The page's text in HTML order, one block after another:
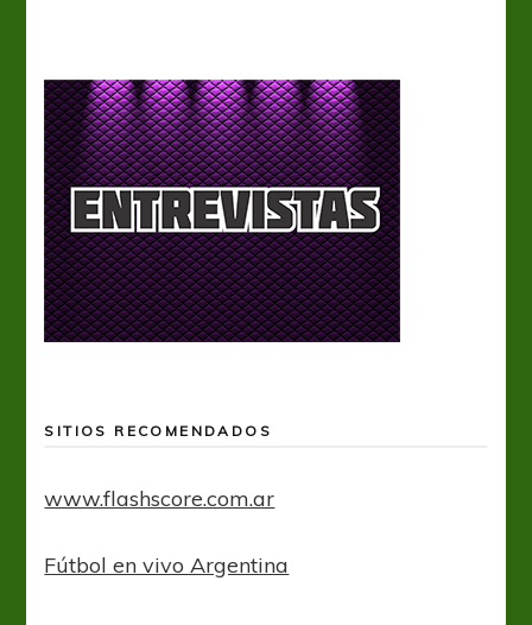
SITIOS RECOMENDADOS
www.flashscore.com.ar
Fútbol en vivo Argentina